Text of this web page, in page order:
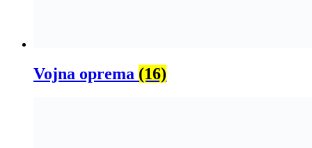
Vojna oprema (16)